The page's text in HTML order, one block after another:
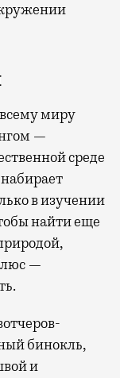
всему миру
—
среде
в изучении
найти еще
—
бинокль,
и